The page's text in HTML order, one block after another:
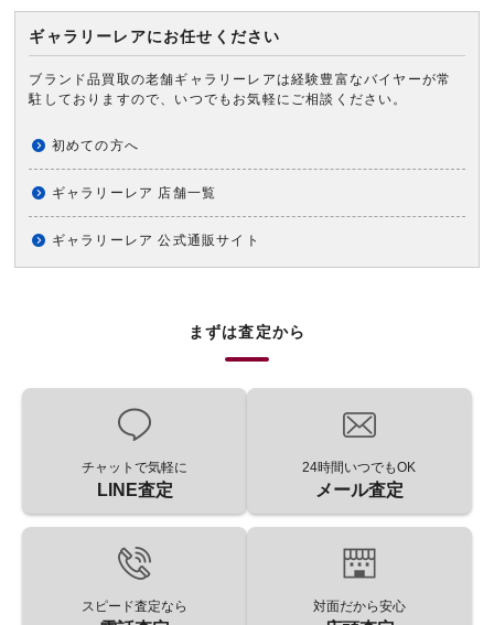
ギャラリーレアにお任せください
ブランド品買取の老舗ギャラリーレアは経験豊富なバイヤーが常
駐しておりますので、いつでもお気軽にご相談ください。
初めての方へ
ギャラリーレア 店舗一覧
ギャラリーレア 公式通販サイト
まずは査定から
チャットで気軽に
LINE査定
24時間いつでもOK
メール査定
スピード査定なら 対面だから安心